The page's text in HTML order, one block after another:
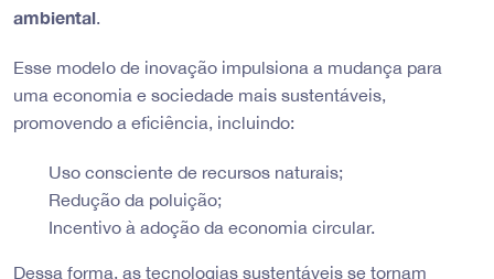
ambiental.
Esse modelo de inovação impulsiona a mudança para
uma economia e sociedade mais sustentáveis,
promovendo a eficiência, incluindo:
Uso consciente de recursos naturais;
Redução da poluição;
Incentivo à adoção da economia circular.
Dessa forma, as tecnologias sustentáveis se tornam